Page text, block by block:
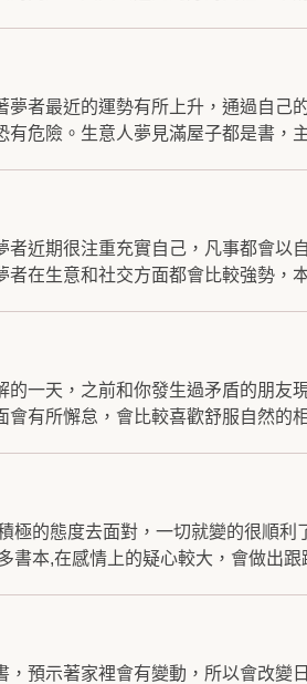
夢者最近的運勢有所上升，通過自
有危險。生意人夢見滿屋子都是書，
者近期很注重充實自己，凡事都會
者在生意和社交方面都會比較強勢，
的一天，之前和你發生過矛盾的朋
會有所懈怠，會比較喜歡舒服自然的
極的態度去面對，一切就變的很順
書本,在感情上的疑心較大，會做出
，預示著家裡會有變動，所以會改變